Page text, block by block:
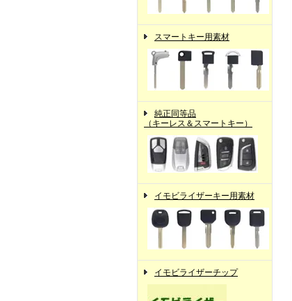
スマートキー用素材
純正同等品
（キーレス＆スマートキー）
イモビライザーキー用素材
イモビライザーチップ